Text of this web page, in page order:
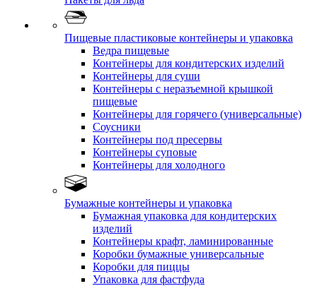
Пищевые пластиковые контейнеры и упаковка
Ведра пищевые
Контейнеры для кондитерских изделий
Контейнеры для суши
Контейнеры с неразъемной крышкой
пищевые
Контейнеры для горячего (универсальные)
Соусники
Контейнеры под пресервы
Контейнеры суповые
Контейнеры для холодного
Бумажные контейнеры и упаковка
Бумажная упаковка для кондитерских
изделий
Контейнеры крафт, ламинированные
Коробки бумажные универсальные
Коробки для пиццы
Упаковка для фастфуда